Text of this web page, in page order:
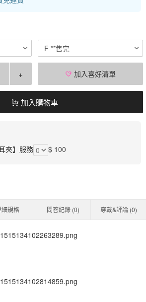
F **售完
+ 加入喜好清單
加入購物車
夾】服務
$ 100
細規格 問答紀錄 (0) 穿戴&評論 (0)